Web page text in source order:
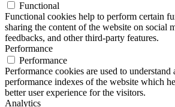
Functional
Functional cookies help to perform certain
sharing the content of the website on social
feedbacks, and other third-party features.
Performance
Performance
Performance cookies are used to understand
performance indexes of the website which
better user experience for the visitors.
Analytics